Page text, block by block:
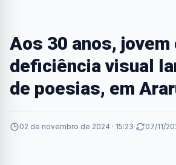
Aos 30 anos, jovem
deficiência visual
de poesias, em
02 de novembro de 2024 · 15:23· 07/11/